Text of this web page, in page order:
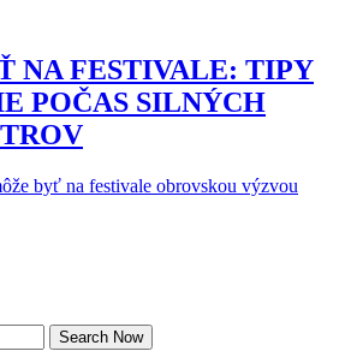
NA FESTIVALE: TIPY
POČAS SILNÝCH
byť na festivale obrovskou výzvou
Search Now